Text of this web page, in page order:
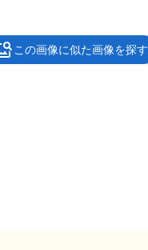
この画像に似た画像を探す